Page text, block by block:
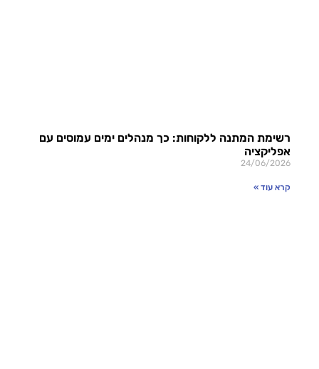
רשימת המתנה ללקוחות: כך מנהלים ימים עמוסים עם
אפליקציה
24/06/2026
קרא עוד »